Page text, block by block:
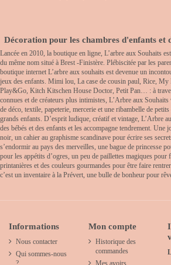
Décoration pour les chambres d'enfants et
Lancée en 2010, la boutique en ligne, L’arbre aux Souhaits
du même nom situé à Brest -Finistère. Plébiscitée par les
boutique internet L’arbre aux souhaits est devenue un
jeux des enfants. Mimi lou, La case de cousin paul, Rice,
Play&Go, Kitch Kitschen House Doctor, Petit Pan… : à
connues et de créateurs plus intimistes, L’Arbre aux
de déco, textile, papeterie, mercerie et une ribambelle de
grands enfants. D’esprit ludique, créatif et vintage, L’Arbre
des bébés et des enfants et les accompagne tendrement.
noir, un cahier au graphisme scandinave pour écrire ses
s’endormir au pays des merveilles, une bague de princesse
pour les appétits d’ogres, un peu de paillettes magiques pour
printanières et des couleurs gourmandes pour être faire
c’est un inventaire à la Prévert, une bulle de bonheur pour
Informations
Nous contacter
Qui sommes-nous
?
Mon compte
Historique des
commandes
Mes avoirs